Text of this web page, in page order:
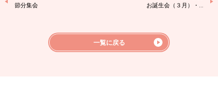
節分集会 お誕生会（３月）・…
一覧に戻る